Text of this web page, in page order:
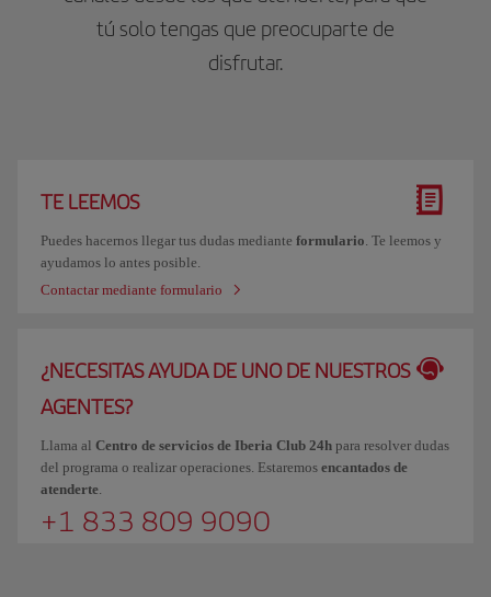
tú solo tengas que preocuparte de
disfrutar.
TE LEEMOS
Puedes hacernos llegar tus dudas mediante formulario. Te leemos y
ayudamos lo antes posible.
Contactar mediante formulario
¿NECESITAS AYUDA DE UNO DE NUESTROS
AGENTES?
Llama al Centro de servicios de Iberia Club 24h para resolver dudas
del programa o realizar operaciones. Estaremos encantados de
atenderte.
+1 833 809 9090